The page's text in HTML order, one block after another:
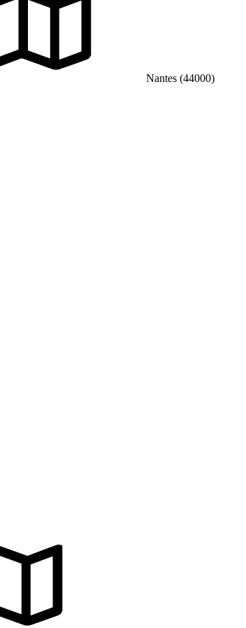
Nantes (44000)